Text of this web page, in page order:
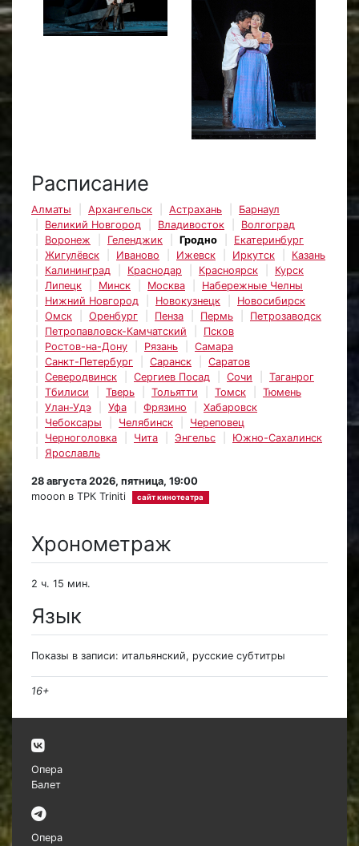
Расписание
Алматы Архангельск Астрахань
Барнаул
Великий Новгород
Владивосток
Волгоград
Воронеж
Геленджик Гродно
Екатеринбург
Жигулёвск
Иваново Ижевск Иркутск
Казань
Калининград
Краснодар Красноярск
Курск
Липецк
Минск Москва
Набережные Челны
Нижний Новгород
Новокузнецк
Новосибирск
Омск
Оренбург Пенза Пермь
Петрозаводск
Петропавловск-Камчатский
Псков
Ростов-на-Дону
Рязань
Самара
Санкт-Петербург
Саранск
Саратов
Северодвинск
Сергиев Посад Сочи
Таганрог
Тбилиси
Тверь Тольятти Томск
Тюмень
Улан-Удэ
Уфа Фрязино
Хабаровск
Чебоксары
Челябинск
Череповец
Черноголовка
Чита Энгельс
Южно-Сахалинск
Ярославль
28 августа 2026, пятница, 19:00
mooon в ТРК Triniti
сайт кинотеатра
Хронометраж
2 ч. 15 мин.
Язык
Показы в записи: итальянский, русские субтитры
16+
Опера
Балет
Опера